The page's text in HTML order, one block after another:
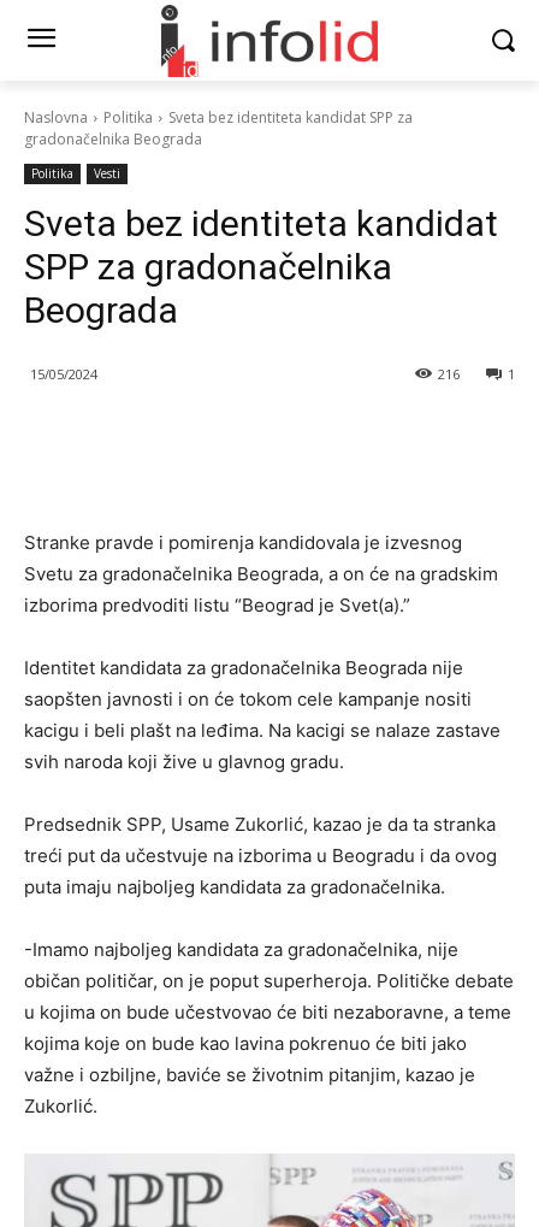
Naslovna Politika
Sveta bez identiteta kandidat SPP za
gradonačelnika Beograda
Politika Vesti
Sveta bez identiteta kandidat
SPP za gradonačelnika
Beograda
15/05/2024 1
216
Stranke pravde i pomirenja kandidovala je izvesnog
Svetu za gradonačelnika Beograda, a on će na gradskim
izborima predvoditi listu “Beograd je Svet(a).”
Identitet kandidata za gradonačelnika Beograda nije
saopšten javnosti i on će tokom cele kampanje nositi
kacigu i beli plašt na leđima. Na kacigi se nalaze zastave
svih naroda koji žive u glavnog gradu.
Predsednik SPP, Usame Zukorlić, kazao je da ta stranka
treći put da učestvuje na izborima u Beogradu i da ovog
puta imaju najboljeg kandidata za gradonačelnika.
-Imamo najboljeg kandidata za gradonačelnika, nije
običan političar, on je poput superheroja. Političke debate
u kojima on bude učestvovao će biti nezaboravne, a teme
kojima koje on bude kao lavina pokrenuo će biti jako
važne i ozbiljne, baviće se životnim pitanjim, kazao je
Zukorlić.